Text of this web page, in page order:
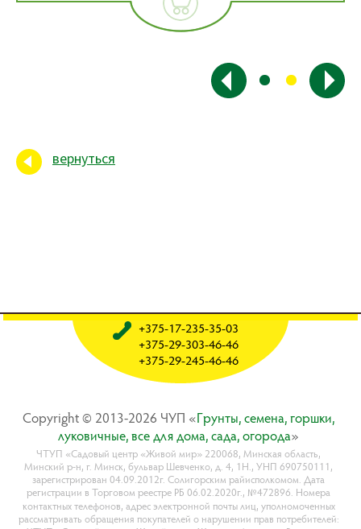
вернуться
Copyright © 2013-2026 ЧУП «Гpyнты, ceмeнa, гopшки,
лyкoвичныe, вce для дoмa, caдa, oгopoдa»
ЧТУП «Садовый центр «Живой мир» 220068, Минская область,
Минский р-н, г. Минск, бульвар Шевченко, д. 4, 1Н., УНП 690750111,
зарегистрирован 04.09.2012г. Солигорским райисполкомом. Дата
регистрации в Торговом реестре РБ 06.02.2020г., №472896. Номера
контактных телефонов, адрес электронной почты лиц, уполномоченных
рассматривать обращения покупателей о нарушении прав потребителей:
+375-17-235-35-03
+375-29-303-46-46
+375-29-245-46-46